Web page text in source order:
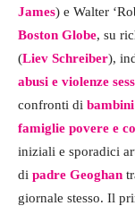
James) e Walter
Boston Globe, su
(Liev Schreiber),
abusi e violenze
confronti di
famiglie povere e
iniziali e sporadici
di padre Geoghan
giornale stesso. Il